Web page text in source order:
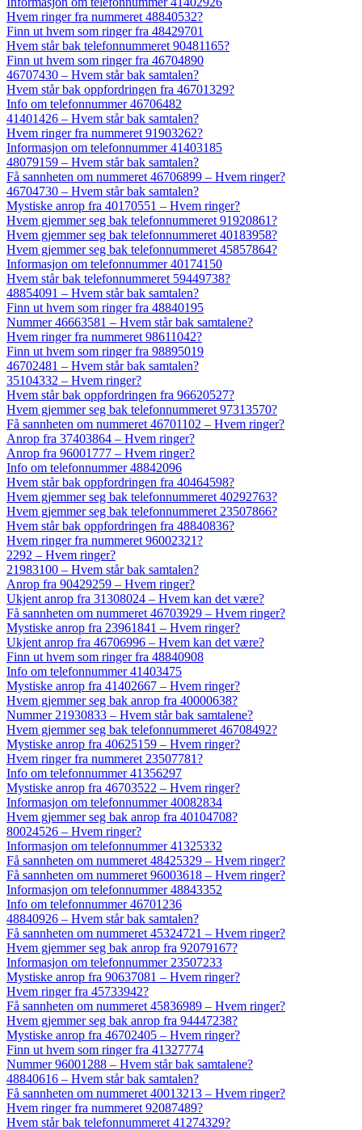
Hvem ringer fra nummeret 48840532?
Finn ut hvem som ringer fra 48429701
Hvem står bak telefonnummeret 90481165?
Finn ut hvem som ringer fra 46704890
46707430 – Hvem står bak samtalen?
Hvem står bak oppfordringen fra 46701329?
Info om telefonnummer 46706482
41401426 – Hvem står bak samtalen?
Hvem ringer fra nummeret 91903262?
Informasjon om telefonnummer 41403185
48079159 – Hvem står bak samtalen?
Få sannheten om nummeret 46706899 – Hvem ringer?
46704730 – Hvem står bak samtalen?
Mystiske anrop fra 40170551 – Hvem ringer?
Hvem gjemmer seg bak telefonnummeret 91920861?
Hvem gjemmer seg bak telefonnummeret 40183958?
Hvem gjemmer seg bak telefonnummeret 45857864?
Informasjon om telefonnummer 40174150
Hvem står bak telefonnummeret 59449738?
48854091 – Hvem står bak samtalen?
Finn ut hvem som ringer fra 48840195
Nummer 46663581 – Hvem står bak samtalene?
Hvem ringer fra nummeret 98611042?
Finn ut hvem som ringer fra 98895019
46702481 – Hvem står bak samtalen?
35104332 – Hvem ringer?
Hvem står bak oppfordringen fra 96620527?
Hvem gjemmer seg bak telefonnummeret 97313570?
Få sannheten om nummeret 46701102 – Hvem ringer?
Anrop fra 37403864 – Hvem ringer?
Anrop fra 96001777 – Hvem ringer?
Info om telefonnummer 48842096
Hvem står bak oppfordringen fra 40464598?
Hvem gjemmer seg bak telefonnummeret 40292763?
Hvem gjemmer seg bak telefonnummeret 23507866?
Hvem står bak oppfordringen fra 48840836?
Hvem ringer fra nummeret 96002321?
2292 – Hvem ringer?
21983100 – Hvem står bak samtalen?
Anrop fra 90429259 – Hvem ringer?
Ukjent anrop fra 31308024 – Hvem kan det være?
Få sannheten om nummeret 46703929 – Hvem ringer?
Mystiske anrop fra 23961841 – Hvem ringer?
Ukjent anrop fra 46706996 – Hvem kan det være?
Finn ut hvem som ringer fra 48840908
Info om telefonnummer 41403475
Mystiske anrop fra 41402667 – Hvem ringer?
Hvem gjemmer seg bak anrop fra 40000638?
Nummer 21930833 – Hvem står bak samtalene?
Hvem gjemmer seg bak telefonnummeret 46708492?
Mystiske anrop fra 40625159 – Hvem ringer?
Hvem ringer fra nummeret 23507781?
Info om telefonnummer 41356297
Mystiske anrop fra 46703522 – Hvem ringer?
Informasjon om telefonnummer 40082834
Hvem gjemmer seg bak anrop fra 40104708?
80024526 – Hvem ringer?
Informasjon om telefonnummer 41325332
Få sannheten om nummeret 48425329 – Hvem ringer?
Få sannheten om nummeret 96003618 – Hvem ringer?
Informasjon om telefonnummer 48843352
Info om telefonnummer 46701236
48840926 – Hvem står bak samtalen?
Få sannheten om nummeret 45324721 – Hvem ringer?
Hvem gjemmer seg bak anrop fra 92079167?
Informasjon om telefonnummer 23507233
Mystiske anrop fra 90637081 – Hvem ringer?
Hvem ringer fra 45733942?
Få sannheten om nummeret 45836989 – Hvem ringer?
Hvem gjemmer seg bak anrop fra 94447238?
Mystiske anrop fra 46702405 – Hvem ringer?
Finn ut hvem som ringer fra 41327774
Nummer 96001288 – Hvem står bak samtalene?
48840616 – Hvem står bak samtalen?
Få sannheten om nummeret 40013213 – Hvem ringer?
Hvem ringer fra nummeret 92087489?
Hvem står bak telefonnummeret 41274329?